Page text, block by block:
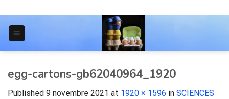
to
content
egg-cartons-gb62040964_1920
Published 9 novembre 2021 at 1920 × 1596 in SCIENCES